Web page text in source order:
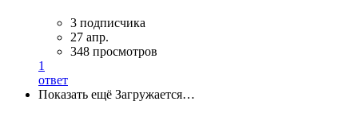
3 подписчика
27 апр.
348 просмотров
1
ответ
Показать ещё Загружается…